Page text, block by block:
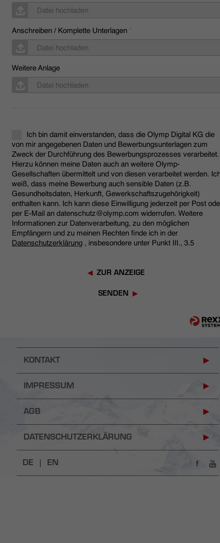
Datei hochladen
Anschreiben / Komplette Unterlagen *
Datei hochladen
Weitere Anlage
Datei hochladen
Ich bin damit einverstanden, dass die Olymp Digital KG die
von mir angegebenen Daten und Bewerbungsunterlagen zum
Zweck der Durchführung des Bewerbungsprozesses verarbeitet.
Hierzu können meine Daten auch an weitere Olymp-
Gesellschaften übermittelt und von diesen verarbeitet werden.
weiß, dass meine Bewerbung auch sensible Daten (z.B.
Gesundheitsdaten, Herkunft, Gewerkschaftszugehörigkeit)
enthalten kann. Ich kann diese Einwilligung jederzeit per Post
per E-Mail an datenschutz@olymp.com widerrufen. Weitere
Informationen zur Datenverarbeitung, zu den möglichen
Empfängern und zu meinen Rechten finde ich in der
Datenschutzerklärung , insbesondere unter Punkt III., 3.5
ZUR ANZEIGE
SENDEN
KONTAKT
IMPRESSUM
AGB
DATENSCHUTZERKLÄRUNG
DE | EN